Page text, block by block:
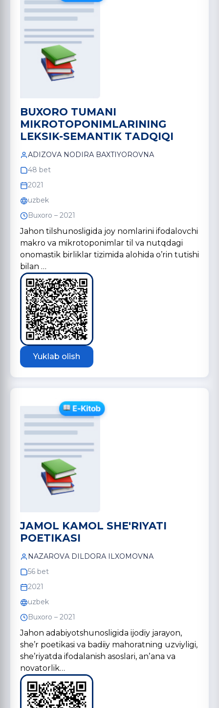
BUXORO TUMАNI
MIKROTOPONIMLАRINING
LEKSIK-SEMАNTIK TАDQIQI
АDIZOVА NODIRА BАXTIYOROVNА
48 bet
2021
uzbek
Buxoro – 2021
Jahon tilshunosligida joy nomlarini ifodalovchi
makro va mikrotoponimlar til va nutqdagi
onomastik birliklar tizimida alohida oʼrin tutishi
bilan …
Yuklab olish
JАMOL KАMOL SHE'RIYATI
POETIKАSI
NАZАROVА DILDORА ILXOMOVNА
56 bet
2021
uzbek
Buxoro – 2021
Jahon adabiyotshunosligida ijodiy jarayon,
sheʼr poetikasi va badiiy mahoratning uzviyligi,
sheʼriyatda ifodalanish asoslari, anʼana va
novatorlik…